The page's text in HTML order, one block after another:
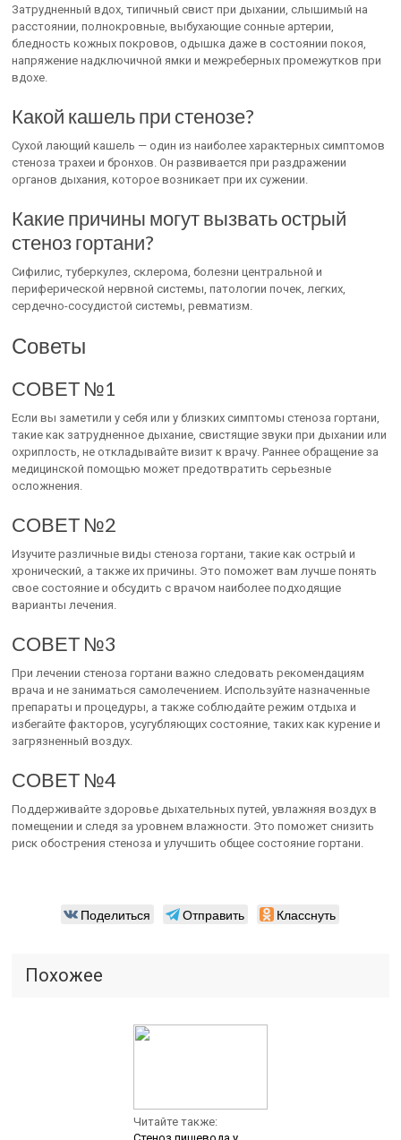
Затрудненный вдох, типичный свист при дыхании, слышимый на
расстоянии, полнокровные, выбухающие сонные артерии,
бледность кожных покровов, одышка даже в состоянии покоя,
напряжение надключичной ямки и межреберных промежутков при
вдохе.
Какой кашель при стенозе?
Сухой лающий кашель — один из наиболее характерных симптомов
стеноза трахеи и бронхов. Он развивается при раздражении
органов дыхания, которое возникает при их сужении.
Какие причины могут вызвать острый
стеноз гортани?
Сифилис, туберкулез, склерома, болезни центральной и
периферической нервной системы, патологии почек, легких,
сердечно-сосудистой системы, ревматизм.
Советы
СОВЕТ №1
Если вы заметили у себя или у близких симптомы стеноза гортани,
такие как затрудненное дыхание, свистящие звуки при дыхании или
охриплость, не откладывайте визит к врачу. Раннее обращение за
медицинской помощью может предотвратить серьезные
осложнения.
СОВЕТ №2
Изучите различные виды стеноза гортани, такие как острый и
хронический, а также их причины. Это поможет вам лучше понять
свое состояние и обсудить с врачом наиболее подходящие
варианты лечения.
СОВЕТ №3
При лечении стеноза гортани важно следовать рекомендациям
врача и не заниматься самолечением. Используйте назначенные
препараты и процедуры, а также соблюдайте режим отдыха и
избегайте факторов, усугубляющих состояние, таких как курение и
загрязненный воздух.
СОВЕТ №4
Поддерживайте здоровье дыхательных путей, увлажняя воздух в
помещении и следя за уровнем влажности. Это поможет снизить
риск обострения стеноза и улучшить общее состояние гортани.
Поделиться Отправить Класснуть
Похожее
Читайте также: